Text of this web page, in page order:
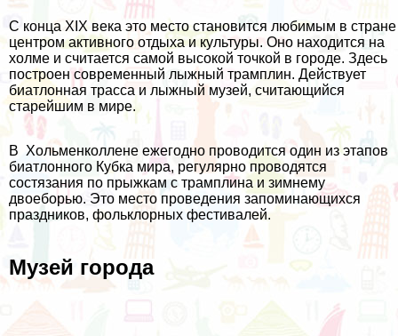
С конца XIX века это место становится любимым в стране
центром активного отдыха и культуры. Оно находится на
холме и считается самой высокой точкой в городе. Здесь
построен современный лыжный трамплин. Действует
биатлонная трасса и лыжный музей, считающийся
старейшим в мире.
В Хольменколлене ежегодно проводится один из этапов
биатлонного Кубка мира, регулярно проводятся
состязания по прыжкам с трамплина и зимнему
двоеборью. Это место проведения запоминающихся
праздников, фольклорных фестивалей.
Музей города